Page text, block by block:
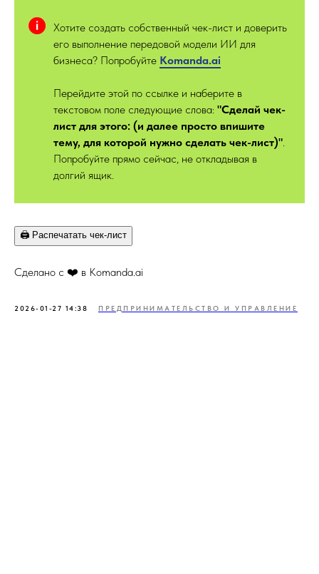
Хотите создать собственный чек-лист и доверить
его выполнение передовой модели ИИ для
бизнеса? Попробуйте Komanda.ai
Перейдите этой по ссылке и наберите в
текстовом поле следующие слова: "Сделай чек-
лист для этого: (и далее просто впишите
тему, для которой нужно сделать чек-лист)".
Попробуйте прямо сейчас, не откладывая в
долгий ящик.
🖨️ Распечатать чек-лист
Сделано с ❤️ в Komanda.ai
2026-01-27 14:38 ПРЕДПРИНИМАТЕЛЬСТВО И УПРАВЛЕНИЕ